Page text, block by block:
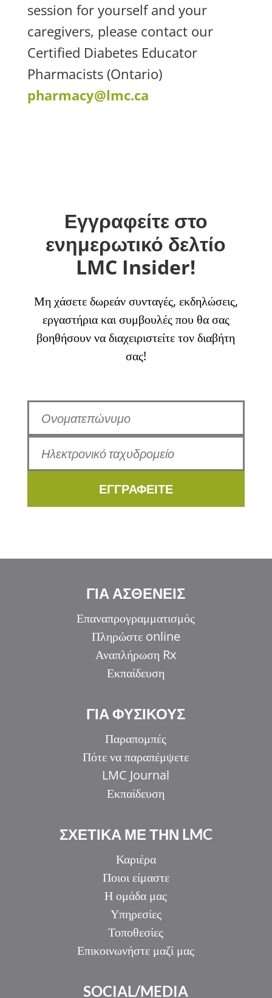
session for yourself and your
caregivers, please contact our
Certified Diabetes Educator
Pharmacists (Ontario)
pharmacy@lmc.ca
Εγγραφείτε στο
ενημερωτικό δελτίο
LMC Insider!
Μη χάσετε δωρεάν συνταγές, εκδηλώσεις,
εργαστήρια και συμβουλές που θα σας
βοηθήσουν να διαχειριστείτε τον διαβήτη
σας!
ΕΓΓΡΑΦΕΙΤΕ
ΓΙΑ ΑΣΘΕΝΕΙΣ
Επαναπρογραμματισμός
Πληρώστε online
Αναπλήρωση Rx
Εκπαίδευση
ΓΙΑ ΦΥΣΙΚΟΥΣ
Παραπομπές
Πότε να παραπέμψετε
LMC Journal
Εκπαίδευση
ΣΧΕΤΙΚΑ ΜΕ ΤΗΝ LMC
Καριέρα
Ποιοι είμαστε
Η ομάδα μας
Υπηρεσίες
Τοποθεσίες
Επικοινωνήστε μαζί μας
SOCIAL/MEDIA